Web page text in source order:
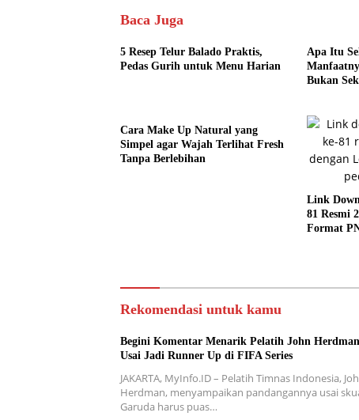
Baca Juga
5 Resep Telur Balado Praktis,
Pedas Gurih untuk Menu Harian
Apa Itu
Bukan
Cara Make Up Natural yang
Simpel agar Wajah Terlihat Fresh
Tanpa Berlebihan
Link
81 Resmi
Format
Rekomendasi untuk kamu
Begini Komentar Menarik Pelatih John Herdman
Usai Jadi Runner Up di FIFA Series
JAKARTA, MyInfo.ID – Pelatih Timnas Indonesia,
Herdman, menyampaikan pandangannya usai
Garuda harus puas…